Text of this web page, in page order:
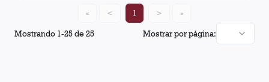
Mostrando 1-25de25 Mostrar por página:
« < 1 > »